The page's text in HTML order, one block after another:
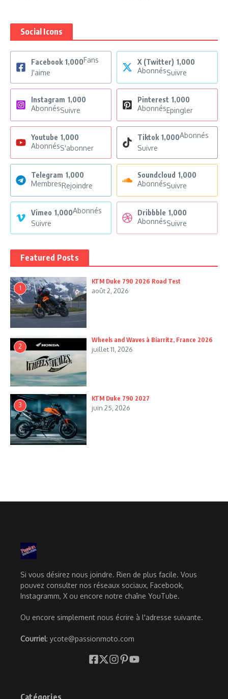
Social Icons
Facebook 1,000Fans
J'aime
X (Twitter) 1,000
AbonnésSuivre
Instagram 1,000
AbonnésSuivre
Pinterest 1,000
AbonnésEpingler
Youtube 1,000
AbonnésS'abonner
Tiktok 1,000Abonnés
Suivre
Telegram 1,000
MembresRejoindre
Soundcloud 1,000
AbonnésSuivre
Vimeo 1,000Abonnés
Suivre
Dribbble 1,000
AbonnésSuivre
Featured Posts
1
KTM Duke 790 2026 Road Test
août 2, 2026
2
Wheels and Waves à Biarritz, France 2026
juillet 11, 2026
3
KTM Duke 790 2027
juin 25, 2026
Si vous désirez nous joindre. Rien de plus facile. Vous
pouvez consulter nos réseaux sociaux, Facebook,
Instagramm, X ou encore notre chaîne YouTube.
Ou encore simplement nous écrire à l'adresse suivante.
Courriel: ycote@passionmoto.com
Catégories